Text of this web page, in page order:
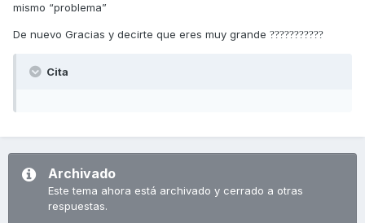
mismo “problema”
De nuevo Gracias y decirte que eres muy grande ???????????
Cita
Archivado
Este tema ahora está archivado y cerrado a otras
respuestas.